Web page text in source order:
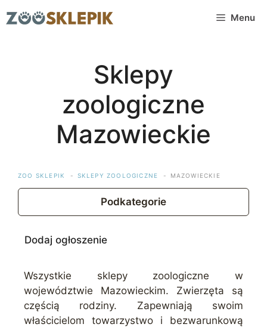
do
Menu
Sklepy
zoologiczne
Mazowieckie
ZOO SKLEPIK SKLEPY ZOOLOGICZNE MAZOWIECKIE
Podkategorie
Dodaj ogłoszenie
Wszystkie sklepy zoologiczne w
województwie Mazowieckim. Zwierzęta są
częścią rodziny. Zapewniają swoim
właścicielom towarzystwo i bezwarunkową